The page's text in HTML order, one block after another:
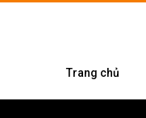
Trang chủ